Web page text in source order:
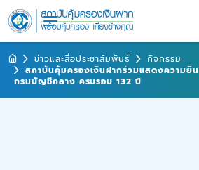
ข่าวและสื่อประชาสัมพันธ์
กิจกรรม
สถาบันคุ้มครองเงินฝากร่วมแสดงความยิ
กรมบัญชีกลาง ครบรอบ 132 ปี